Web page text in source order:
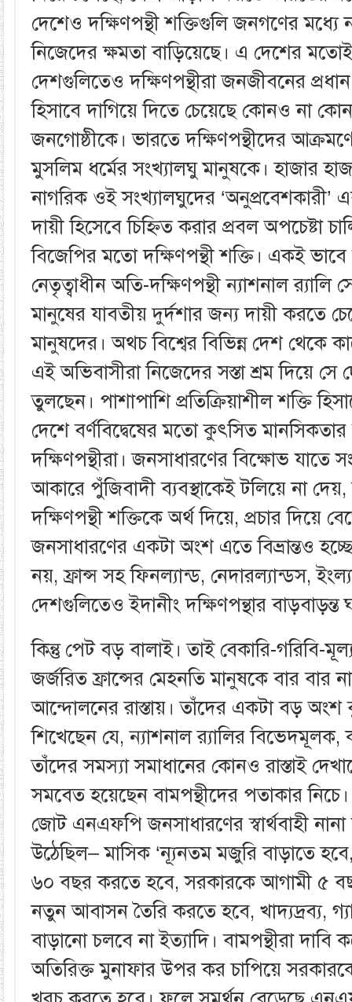
দেশেও দক্ষিণপন্থী শক্তিগুলি জনগণের মধ্যে
নিজেদের ক্ষমতা বাড়িয়েছে। এ দেশের
দেশগুলিতেও দক্ষিণপন্থীরা জনজীবনের
হিসাবে দাগিয়ে দিতে চেয়েছে কোনও না
জনগোষ্ঠীকে। ভারতে দক্ষিণপন্থীদের
মুসলিম ধর্মের সংখ্যালঘু মানুষকে। হাজার
নাগরিক ওই সংখ্যালঘুদের ‘অনুপ্রবেশকারী’
দায়ী হিসেবে চিহ্নিত করার প্রবল অপচেষ্টা
বিজেপির মতো দক্ষিণপন্থী শক্তি। একই ভাবে
নেতৃত্বাধীন অতি-দক্ষিণপন্থী ন্যাশনাল ব়‌্যালি
মানুষের যাবতীয় দুর্দশার জন্য দায়ী করতে
মানুষদের। অথচ বিশ্বের বিভিন্ন দেশ থেকে
এই অভিবাসীরা নিজেদের সস্তা শ্রম দিয়ে
তুলছেন। পাশাপাশি প্রতিক্রিয়াশীল শক্তি
দেশে বর্ণবিদ্বেষের মতো কুৎসিত
দক্ষিণপন্থীরা। জনসাধারণের বিক্ষোভ যাতে
আকারে পুঁজিবাদী ব্যবস্থাকেই টলিয়ে না
দক্ষিণপন্থী শক্তিকে অর্থ দিয়ে, প্রচার দিয়ে
জনসাধারণের একটা অংশ এতে বিভ্রান্তও
নয়, ফ্রান্স সহ ফিনল্যান্ড, নেদারল্যান্ডস,
দেশগুলিতেও ইদানীং দক্ষিণপন্থার বাড়বাড়ন্ত
কিন্তু পেট বড় বালাই। তাই বেকারি-গরিবি-
জর্জরিত ফ্রান্সের মেহনতি মানুষকে বার বার
আন্দোলনের রাস্তায়। তাঁদের একটা বড়
শিখেছেন যে, ন্যাশনাল ব়‌্যালির বিভেদমূলক,
তাঁদের সমস্যা সমাধানের কোনও রাস্তাই
সমবেত হয়েছেন বামপন্থীদের পতাকার নিচে।
জোট এনএফপি জনসাধারণের স্বার্থবাহী নানা
উঠেছিল– মাসিক ‘ন‌্যূনতম মজুরি বাড়াতে
৬০ বছর করতে হবে, সরকারকে আগামী ৫
নতুন আবাসন তৈরি করতে হবে, খাদ্যদ্রব্য,
বাড়ানো চলবে না ইত্যাদি। বামপন্থীরা
অতিরিক্ত মুনাফার উপর কর চাপিয়ে